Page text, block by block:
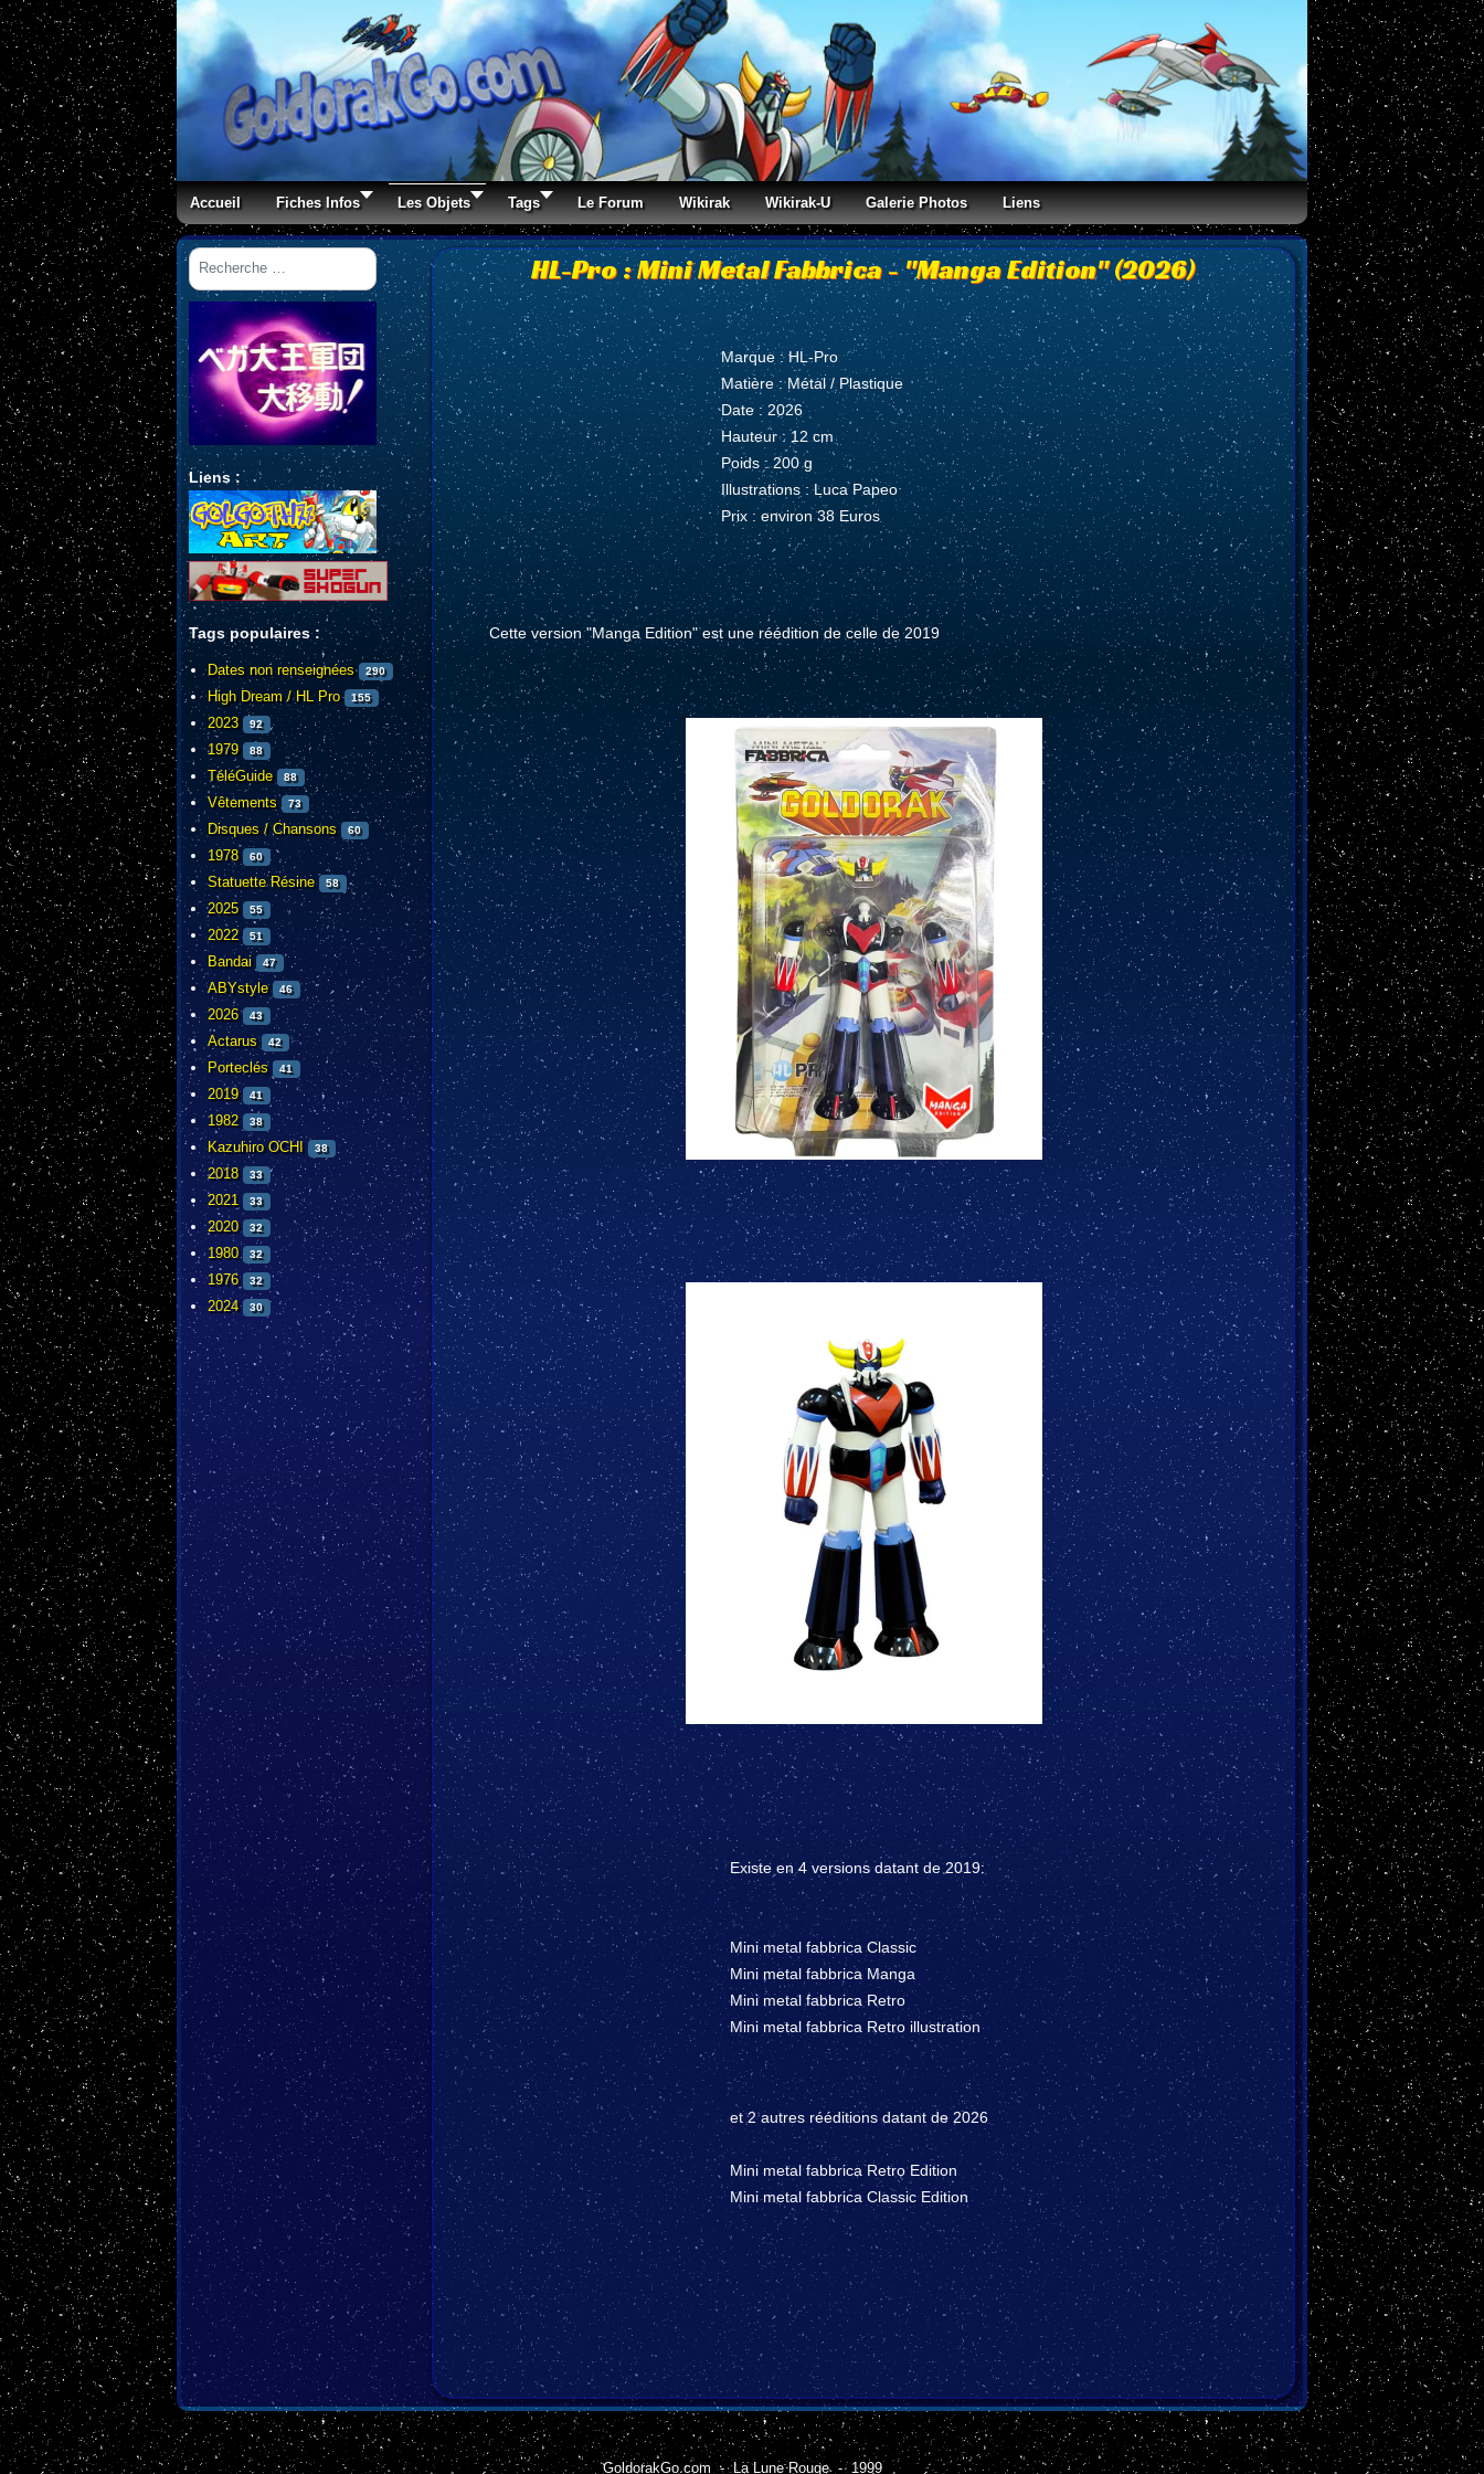
Accueil Fiches Infos Les Objets Tags Le Forum Wikirak Wikirak-U Galerie Photos Liens
Rechercher
Liens :
Tags populaires :
Dates non renseignées 290
High Dream / HL Pro 155
2023 92
1979 88
TéléGuide 88
Vêtements 73
Disques / Chansons 60
1978 60
Statuette Résine 58
2025 55
2022 51
Bandai 47
ABYstyle 46
2026 43
Actarus 42
Porteclés 41
2019 41
1982 38
Kazuhiro OCHI 38
2018 33
2021 33
2020 32
1980 32
1976 32
2024 30
HL-Pro : Mini Metal Fabbrica - "Manga Edition" (2026)
Marque : HL-Pro
Matière : Métal / Plastique
Date : 2026
Hauteur : 12 cm
Poids : 200 g
Illustrations : Luca Papeo
Prix : environ 38 Euros
Cette version "Manga Edition" est une réédition de celle de 2019
Existe en 4 versions datant de 2019:
Mini metal fabbrica Classic
Mini metal fabbrica Manga
Mini metal fabbrica Retro
Mini metal fabbrica Retro illustration
et 2 autres rééditions datant de 2026
Mini metal fabbrica Retro Edition
Mini metal fabbrica Classic Edition
GoldorakGo.com - La Lune Rouge - 1999